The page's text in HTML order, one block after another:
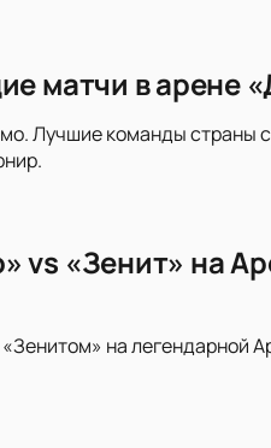
матчи в арене
Лучшие команды страны
vs «Зенит» на
на легендарной